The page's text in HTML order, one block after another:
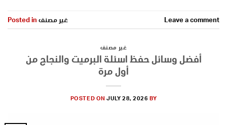
Posted in غير مصنف Leave a comment
غير مصنف
أفضل وسائل حفظ اسئلة البرميت والنجاح من
أول مرة
POSTED ONJULY 28, 2026 BY